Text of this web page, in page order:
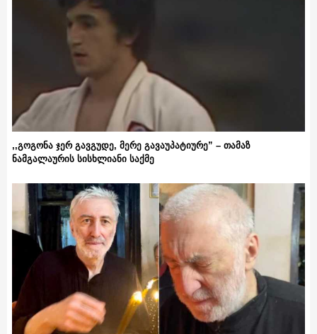
,,გოგონა ჯერ გავგუდე, მერე გავაუპატიურე” – თამაზ
ნამგალაურის სისხლიანი საქმე